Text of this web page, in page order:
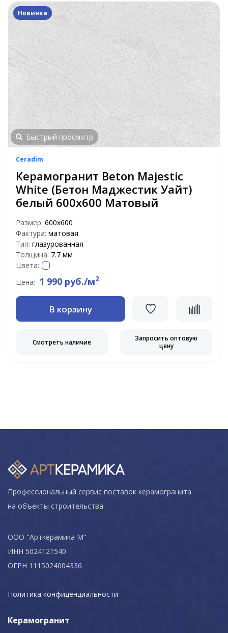
Новинка
Быстрый просмотр
Ceradim
Керамогранит Beton Majestic
White (Бетон Маджестик Уайт)
белый 600х600 Матовый
Размер: 600х600
Фактура: матовая
Тип: глазурованная
Толщина: 7.7 мм
Цвета:
Цена: 1 990 руб./м2
В корзину
Смотреть наличие
Запросить оптовую
цену
Профессиональный сервис поставок керамогранита
на объекты строительства
ООО "Арткерамика М"
ИНН 5024121540
ОГРН 1115024004336
Политика конфиденциальности
Керамогранит